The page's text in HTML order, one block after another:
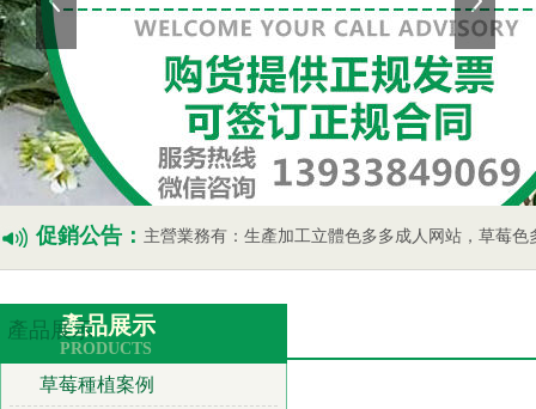
促銷公告： 主營業務有：生產加工立體色多多成人网站，草莓色多多成人网站，瓜果蔬菜色多
產品展示
PRODUCTS
草莓種植案例
產品展示